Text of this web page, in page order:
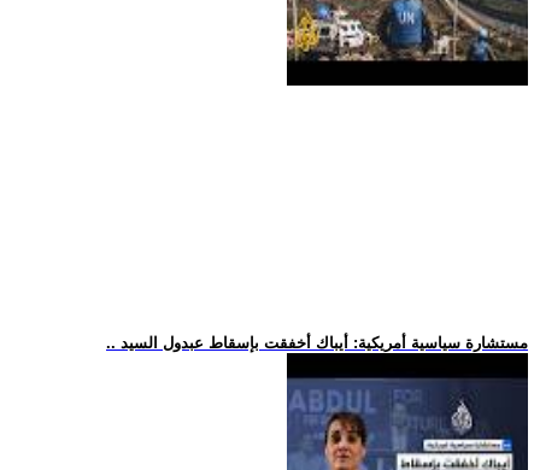
.. مستشارة سياسية أمريكية: أيباك أخفقت بإسقاط عبدول السيد